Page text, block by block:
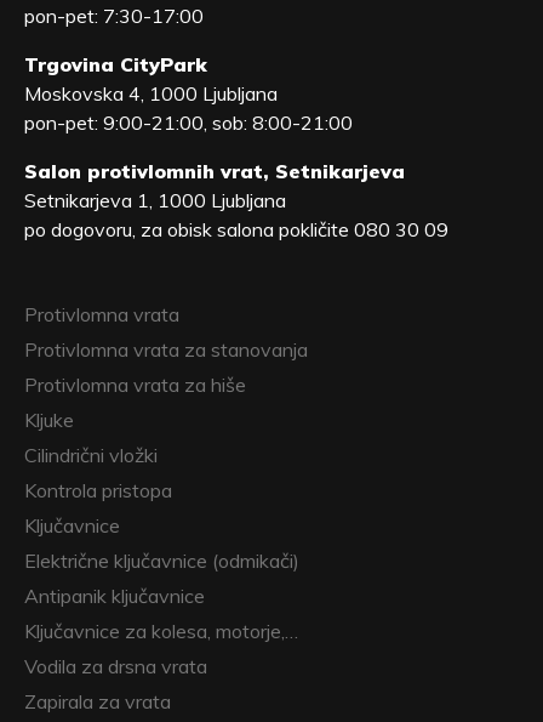
pon-pet: 7:30-17:00
Trgovina CityPark
Moskovska 4, 1000 Ljubljana
pon-pet: 9:00-21:00, sob: 8:00-21:00
Salon protivlomnih vrat, Setnikarjeva
Setnikarjeva 1, 1000 Ljubljana
po dogovoru, za obisk salona pokličite 080 30 09
Protivlomna vrata
Protivlomna vrata za stanovanja
Protivlomna vrata za hiše
Kljuke
Cilindrični vložki
Kontrola pristopa
Ključavnice
Električne ključavnice (odmikači)
Antipanik ključavnice
Ključavnice za kolesa, motorje,…
Vodila za drsna vrata
Zapirala za vrata